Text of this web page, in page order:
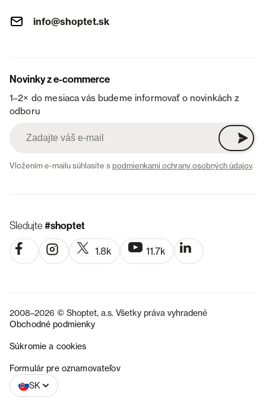
info@shoptet.sk
Novinky z e-commerce
1–2× do mesiaca vás budeme informovať o novinkách z
odboru
Vložením e-mailu súhlasíte spodmienkami ochrany osobných údajov.
Sledujte#shoptet
1.8k 11.7k
2008–2026 © Shoptet, a.s. Všetky práva vyhradené
Obchodné podmienky
Súkromie a cookies
Formulár pre oznamovateľov
SK